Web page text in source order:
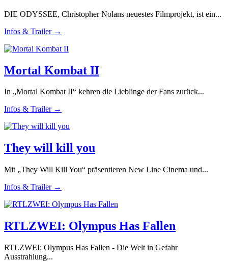
DIE ODYSSEE, Christopher Nolans neuestes Filmprojekt, ist ein...
Infos & Trailer →
Mortal Kombat II
In „Mortal Kombat II“ kehren die Lieblinge der Fans zurück...
Infos & Trailer →
They will kill you
Mit „They Will Kill You“ präsentieren New Line Cinema und...
Infos & Trailer →
RTLZWEI: Olympus Has Fallen
RTLZWEI: Olympus Has Fallen - Die Welt in Gefahr
Ausstrahlung...